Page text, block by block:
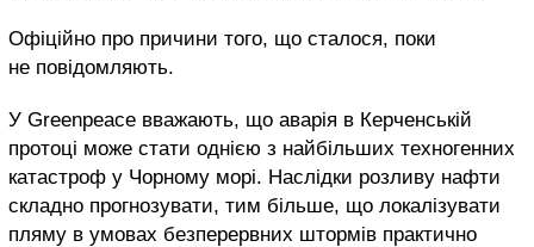
Офіційно про причини того, що сталося, поки
не повідомляють.
У Greenpeace вважають, що аварія в Керченській
протоці може стати однією з найбільших техногенних
катастроф у Чорному морі. Наслідки розливу нафти
складно прогнозувати, тим більше, що локалізувати
пляму в умовах безперервних штормів практично